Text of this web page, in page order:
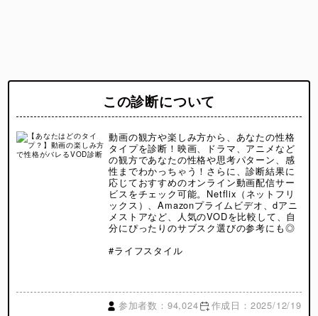
この診断について
動画の観方や楽しみ方から、あなたの性格
タイプを診断！映画、ドラマ、アニメなど
の観方であなたの性格や思考パターン、感
性までわかっちゃう！さらに、診断結果に
応じておすすめのオンライン動画配信サー
ビスをチェック可能。Netflix（ネットフリ
ックス）、Amazonプライムビデオ、dアニ
メストアなど、人気のVODを比較して、自
分にぴったりのサブスク選びの参考にも◎
#ライフスタイル
参加者数：94,024 作成日：2025/12/19